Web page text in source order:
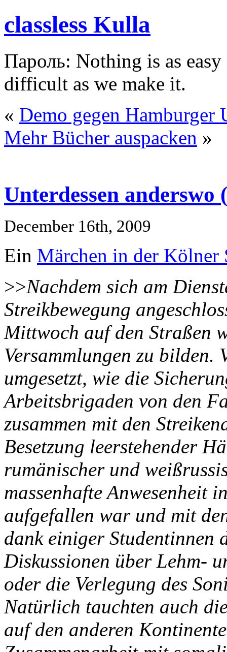
classless Kulla
Пароль: Nothing is as
difficult as we make it.
« Demo gegen Hamburger
Mehr Bücher auspacken »
Unterdessen anderswo
December 16th, 2009
Ein Märchen in der Kölner
>>Nachdem sich am
Streikbewegung
Mittwoch auf den Straßen
Versammlungen zu bilden.
umgesetzt, wie die
Arbeitsbrigaden von den
zusammen mit den
Besetzung leerstehender
rumänischer und
massenhafte Anwesenheit
aufgefallen war und mit
dank einiger Studentinnen
Diskussionen über Lehm-
oder die Verlegung des
Natürlich tauchten auch
auf den anderen